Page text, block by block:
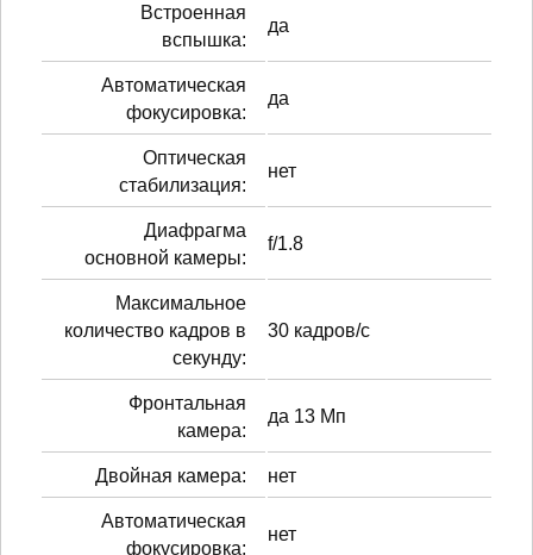
Встроенная
вспышка:
да
Автоматическая
фокусировка:
да
Оптическая
стабилизация:
нет
Диафрагма
основной камеры:
f/1.8
Максимальное
количество кадров в
секунду:
30 кадров/с
Фронтальная
камера:
да 13 Мп
Двойная камера: нет
Автоматическая
фокусировка:
нет